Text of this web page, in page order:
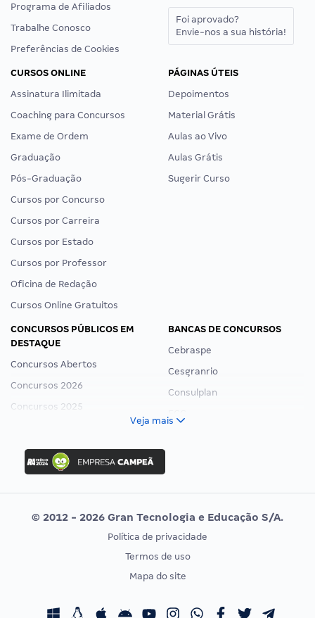
Programa de Afiliados
Trabalhe Conosco
Preferências de Cookies
Foi aprovado?
Envie-nos a sua história!
CURSOS ONLINE
Assinatura Ilimitada
Coaching para Concursos
Exame de Ordem
Graduação
Pós-Graduação
Cursos por Concurso
Cursos por Carreira
Cursos por Estado
Cursos por Professor
Oficina de Redação
Cursos Online Gratuitos
PÁGINAS ÚTEIS
Depoimentos
Material Grátis
Aulas ao Vivo
Aulas Grátis
Sugerir Curso
CONCURSOS PÚBLICOS EM
DESTAQUE
Concursos Abertos
Concursos 2026
Concursos 2025
Concurso Ibama
Concurso MPU
Editais publicados
BANCAS DE CONCURSOS
Cebraspe
Cesgranrio
Consulplan
Vunesp
CONCURSOS POR PROFISSÃO
Concursos Fiscais
EXAME DE ORDEM
Calendário OAB
Veja mais
© 2012 - 2026 Gran Tecnologia e Educação S/A.
Política de privacidade
Termos de uso
Mapa do site